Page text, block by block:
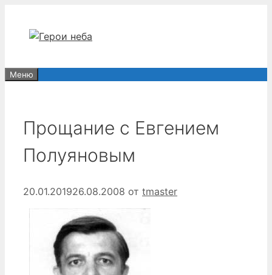
содержимому
Меню
Прощание с Евгением
Полуяновым
20.01.201926.08.2008 от tmaster